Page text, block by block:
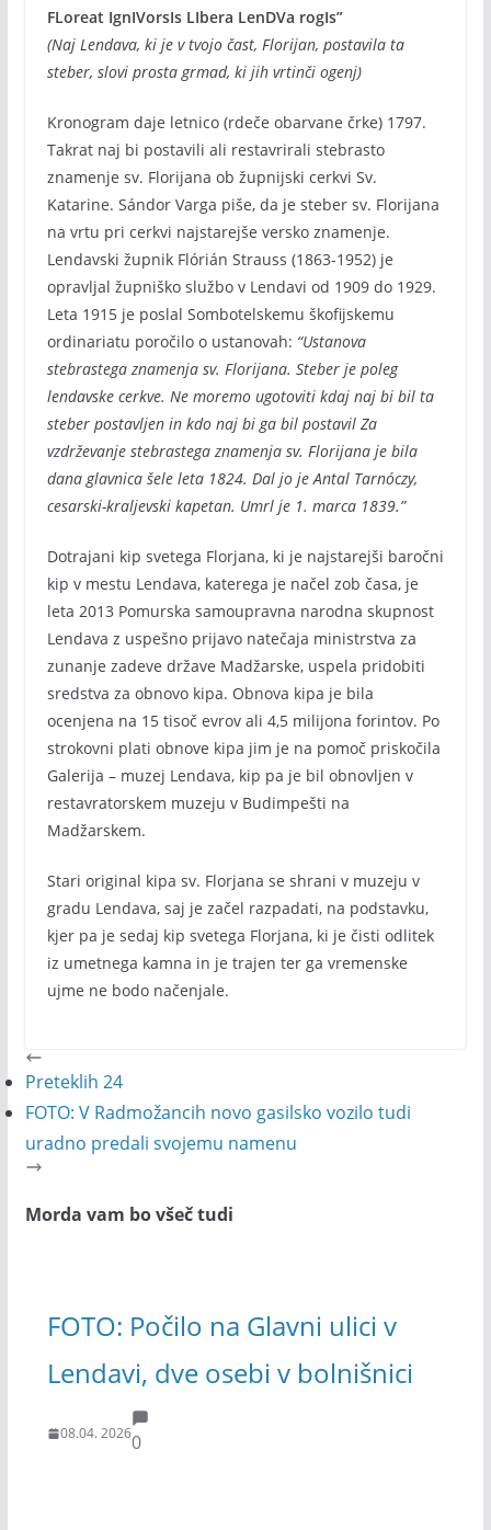
FLoreat IgnIVorsIs LIbera LenDVa rogIs”
(Naj Lendava, ki je v tvojo čast, Florijan, postavila ta
steber, slovi prosta grmad, ki jih vrtinči ogenj)
Kronogram daje letnico (rdeče obarvane črke) 1797.
Takrat naj bi postavili ali restavrirali stebrasto
znamenje sv. Florijana ob župnijski cerkvi Sv.
Katarine. Sándor Varga piše, da je steber sv. Florijana
na vrtu pri cerkvi najstarejše versko znamenje.
Lendavski župnik Flórián Strauss (1863-1952) je
opravljal župniško službo v Lendavi od 1909 do 1929.
Leta 1915 je poslal Sombotelskemu škofijskemu
ordinariatu poročilo o ustanovah: “Ustanova
stebrastega znamenja sv. Florijana. Steber je poleg
lendavske cerkve. Ne moremo ugotoviti kdaj naj bi bil ta
steber postavljen in kdo naj bi ga bil postavil Za
vzdrževanje stebrastega znamenja sv. Florijana je bila
dana glavnica šele leta 1824. Dal jo je Antal Tarnóczy,
cesarski-kraljevski kapetan. Umrl je 1. marca 1839.”
Dotrajani kip svetega Florjana, ki je najstarejši baročni
kip v mestu Lendava, katerega je načel zob časa, je
leta 2013 Pomurska samoupravna narodna skupnost
Lendava z uspešno prijavo natečaja ministrstva za
zunanje zadeve države Madžarske, uspela pridobiti
sredstva za obnovo kipa. Obnova kipa je bila
ocenjena na 15 tisoč evrov ali 4,5 milijona forintov. Po
strokovni plati obnove kipa jim je na pomoč priskočila
Galerija – muzej Lendava, kip pa je bil obnovljen v
restavratorskem muzeju v Budimpešti na
Madžarskem.
Stari original kipa sv. Florjana se shrani v muzeju v
gradu Lendava, saj je začel razpadati, na podstavku,
kjer pa je sedaj kip svetega Florjana, ki je čisti odlitek
iz umetnega kamna in je trajen ter ga vremenske
ujme ne bodo načenjale.
Preteklih 24
FOTO: V Radmožancih novo gasilsko vozilo tudi
uradno predali svojemu namenu
Morda vam bo všeč tudi
FOTO: Počilo na Glavni ulici v
Lendavi, dve osebi v bolnišnici
08.04. 20260